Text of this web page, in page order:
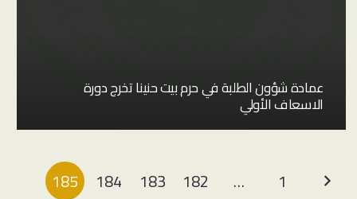
عمادة شؤون الطلبة في حرم بيت حنينا تخرج دورة
الاسعاف الأولي
1
…
182
183
184
185